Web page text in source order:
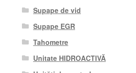
Supape de vid
Supape EGR
Tahometre
Unitate HIDROACTIVĂ